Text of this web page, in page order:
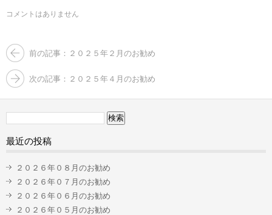
開
コメントはありません
前の記事：２０２５年２月のお勧め
次の記事：２０２５年４月のお勧め
最近の投稿
２０２６年０８月のお勧め
２０２６年０７月のお勧め
２０２６年０６月のお勧め
２０２６年０５月のお勧め